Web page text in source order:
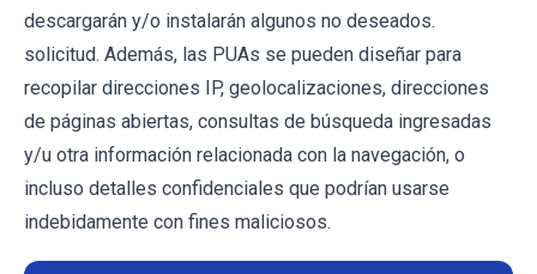
descargarán y/o instalarán algunos no deseados.
solicitud. Además, las PUAs se pueden diseñar para
recopilar direcciones IP, geolocalizaciones, direcciones
de páginas abiertas, consultas de búsqueda ingresadas
y/u otra información relacionada con la navegación, o
incluso detalles confidenciales que podrían usarse
indebidamente con fines maliciosos.